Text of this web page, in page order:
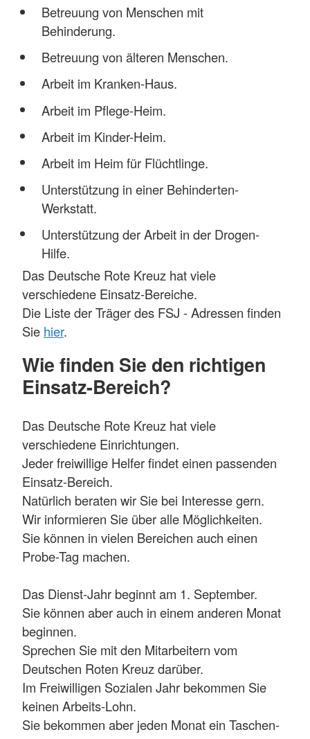
Betreuung von Menschen mit
Behinderung.
Betreuung von älteren Menschen.
Arbeit im Kranken-Haus.
Arbeit im Pflege-Heim.
Arbeit im Kinder-Heim.
Arbeit im Heim für Flüchtlinge.
Unterstützung in einer Behinderten-
Werkstatt.
Unterstützung der Arbeit in der Drogen-
Hilfe.
Das Deutsche Rote Kreuz hat viele
verschiedene Einsatz-Bereiche.
Die Liste der Träger des FSJ - Adressen finden
Sie hier.
Wie finden Sie den richtigen
Einsatz-Bereich?
Das Deutsche Rote Kreuz hat viele
verschiedene Einrichtungen.
Jeder freiwillige Helfer findet einen passenden
Einsatz-Bereich.
Natürlich beraten wir Sie bei Interesse gern.
Wir informieren Sie über alle Möglichkeiten.
Sie können in vielen Bereichen auch einen
Probe-Tag machen.
Das Dienst-Jahr beginnt am 1. September.
Sie können aber auch in einem anderen Monat
beginnen.
Sprechen Sie mit den Mitarbeitern vom
Deutschen Roten Kreuz darüber.
Im Freiwilligen Sozialen Jahr bekommen Sie
keinen Arbeits-Lohn.
Sie bekommen aber jeden Monat ein Taschen-